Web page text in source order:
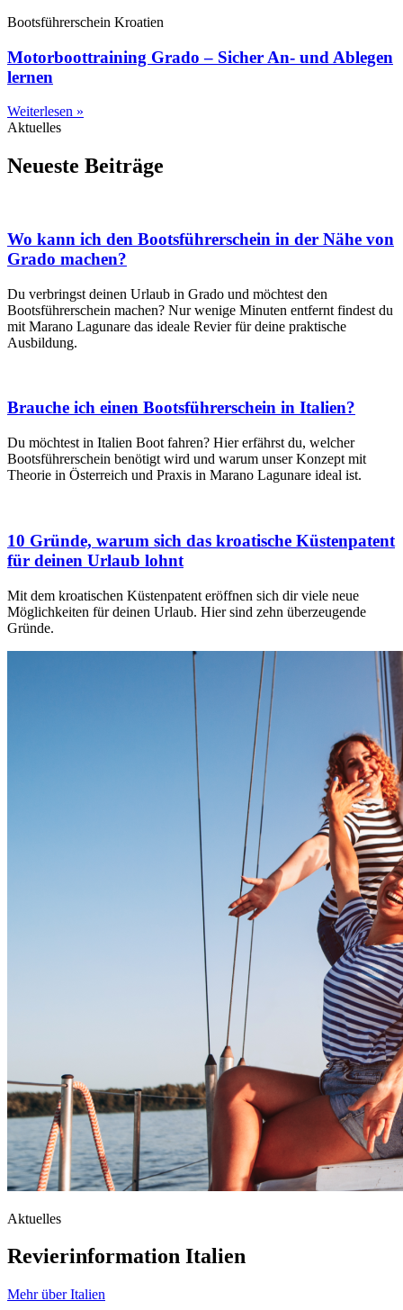
Bootsführerschein Kroatien
Motorboottraining Grado – Sicher An- und Ablegen
lernen
Weiterlesen »
Aktuelles
Neueste Beiträge
Wo kann ich den Bootsführerschein in der Nähe von
Grado machen?
Du verbringst deinen Urlaub in Grado und möchtest den
Bootsführerschein machen? Nur wenige Minuten entfernt findest du
mit Marano Lagunare das ideale Revier für deine praktische
Ausbildung.
Brauche ich einen Bootsführerschein in Italien?
Du möchtest in Italien Boot fahren? Hier erfährst du, welcher
Bootsführerschein benötigt wird und warum unser Konzept mit
Theorie in Österreich und Praxis in Marano Lagunare ideal ist.
10 Gründe, warum sich das kroatische Küstenpatent
für deinen Urlaub lohnt
Mit dem kroatischen Küstenpatent eröffnen sich dir viele neue
Möglichkeiten für deinen Urlaub. Hier sind zehn überzeugende
Gründe.
Aktuelles
Revierinformation Italien
Mehr über Italien